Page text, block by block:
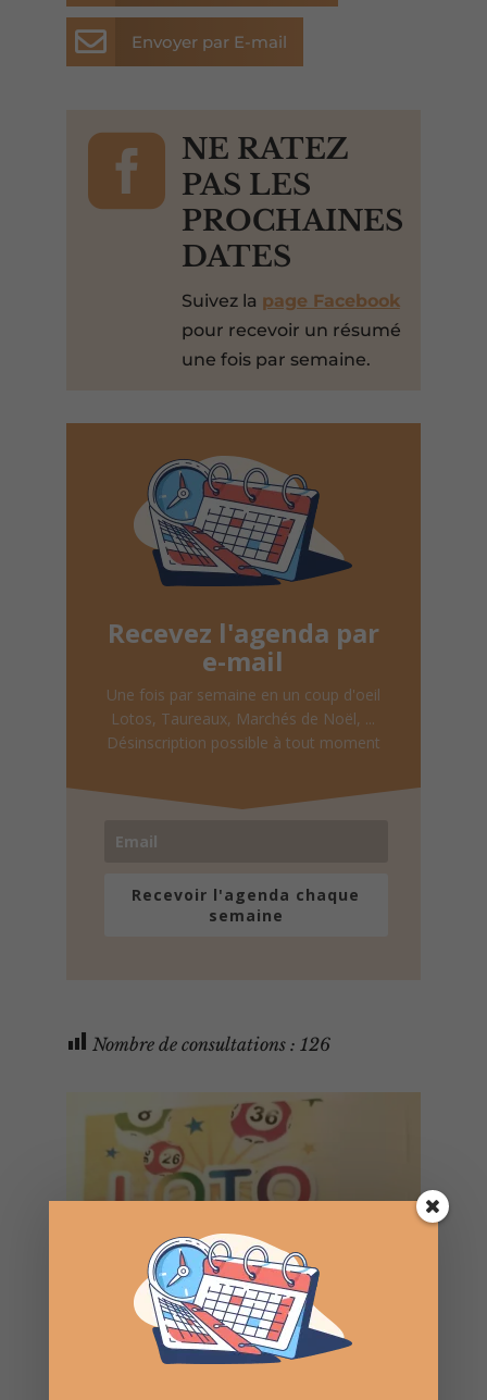
 Envoyer par E-mail

NE RATEZ
PAS LES
PROCHAINES
DATES
Suivez la page Facebook
pour recevoir un résumé
une fois par semaine.
Recevez l'agenda par
e-mail
Une fois par semaine en un coup d'oeil
Lotos, Taureaux, Marchés de Noël, ...
Désinscription possible à tout moment
Recevoir l'agenda chaque
semaine
Nombre de consultations : 126